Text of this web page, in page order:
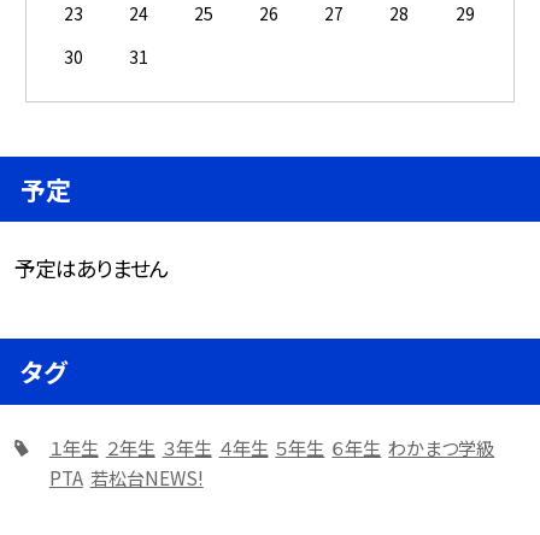
23
24 25 26 27 28
29
30
31
予定
予定はありません
タグ
１年生 ２年生 ３年生 ４年生 ５年生 ６年生 わかまつ学級
PTA 若松台NEWS!